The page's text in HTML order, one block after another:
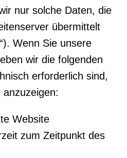
nur solche Daten, die
übermittelt
Wenn Sie unsere
wir die folgenden
erforderlich sind,
Website
zum Zeitpunkt des